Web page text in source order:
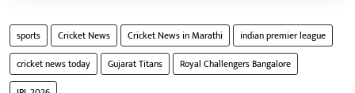
sports Cricket News Cricket News in Marathi
indian premier league
cricket news today
Gujarat Titans
Royal Challengers Bangalore